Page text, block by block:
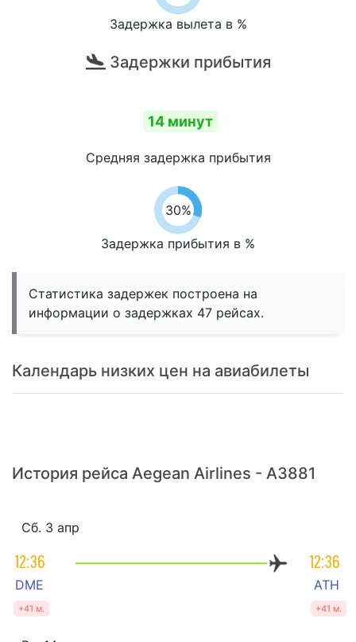
Задержка вылета в %
Задержки прибытия
14 минут
Средняя задержка прибытия
30%
Задержка прибытия в %
Статистика задержек построена на
информации о задержках 47 рейсах.
Календарь низких цен на авиабилеты
История рейса Aegean Airlines - A3881
Сб. 3 апр
12:36 12:36
DME
+41 м.
ATH
+41 м.